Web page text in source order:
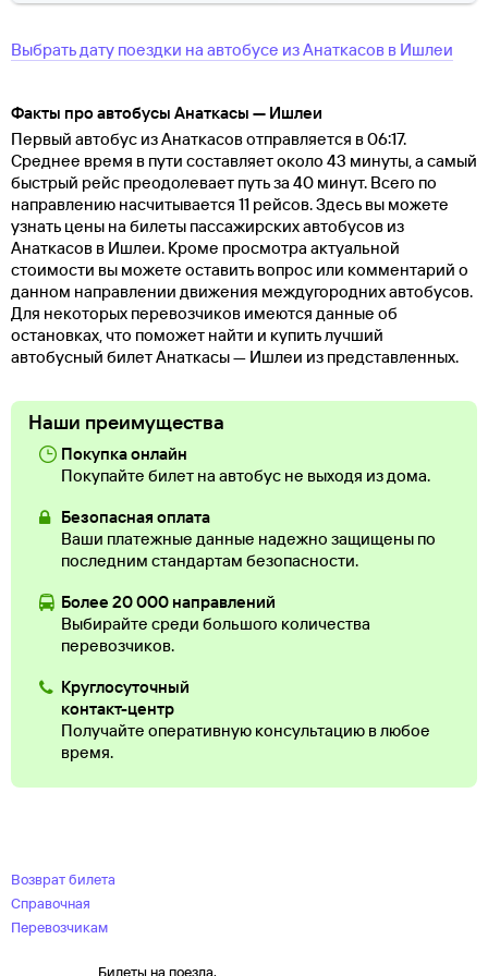
Выбрать дату поездки на автобусе изАнаткасов в Ишлеи
Факты про автобусы Анаткасы — Ишлеи
Первый автобус из Анаткасов отправляется в 06:17.
Среднее время в пути составляет около 43 минуты, а самый
быстрый рейс преодолевает путь за 40 минут. Всего по
направлению насчитывается 11 рейсов. Здесь вы можете
узнать цены на билеты пассажирских автобусов из
Анаткасов в Ишлеи. Кроме просмотра актуальной
стоимости вы можете оставить вопрос или комментарий о
данном направлении движения междугородних автобусов.
Для некоторых перевозчиков имеются данные об
остановках, что поможет найти и купить лучший
автобусный билет Анаткасы — Ишлеи из представленных.
Наши преимущества
Покупка онлайн
Покупайте билет на автобус не выходя из дома.
Безопасная оплата
Ваши платежные данные надежно защищены по
последним стандартам безопасности.
Более 20 000 направлений
Выбирайте среди большого количества
перевозчиков.
Круглосуточный
контакт-центр
Получайте оперативную консультацию в любое
время.
Возврат билета
Справочная
Перевозчикам
Билеты на поезда,